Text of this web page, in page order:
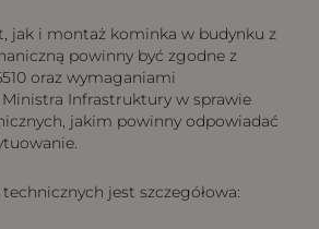
jak i montaż kominka w budynku z
powinny być zgodne z
oraz wymaganiami
Ministra Infrastruktury w sprawie
jakim powinny odpowiadać
jest szczegółowa: